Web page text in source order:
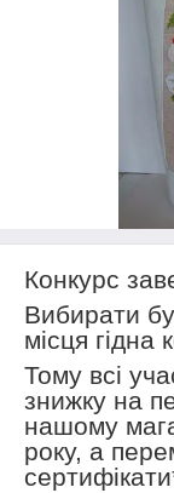
Конкурс
Вибирати
місця гідна
Тому всі
знижку на
нашому
року, а